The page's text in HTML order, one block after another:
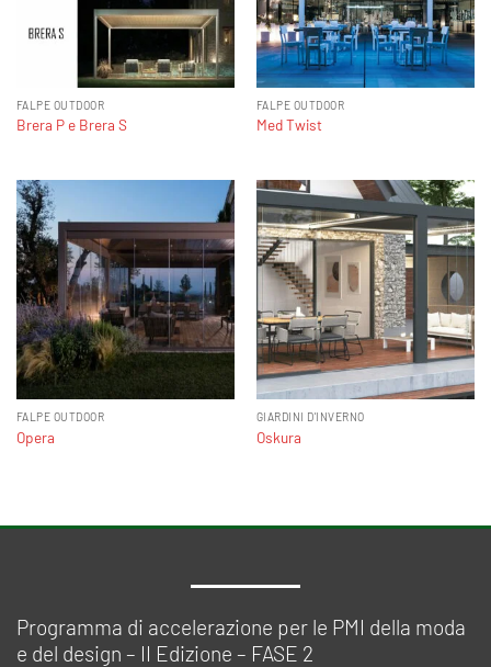
FALPE OUTDOOR
Brera P e Brera S
FALPE OUTDOOR
Med Twist
FALPE OUTDOOR
Opera
GIARDINI D'INVERNO
Oskura
Programma di accelerazione per le PMI della moda
e del design – II Edizione – FASE 2